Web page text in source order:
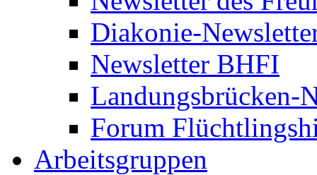
Diakonie-
Newsletter BHFI
Landungsbrücken-
Forum
Arbeitsgruppen